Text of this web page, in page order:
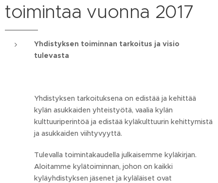
toimintaa vuonna 2017
Yhdistyksen toiminnan tarkoitus ja visio
tulevasta
Yhdistyksen tarkoituksena on edistää ja kehittää
kylän asukkaiden yhteistyötä, vaalia kylän
kulttuuriperintöä ja edistää kyläkulttuurin kehittymistä
ja asukkaiden viihtyvyyttä.
Tulevalla toimintakaudella julkaisemme kyläkirjan.
Aloitamme kylätoiminnan, johon on kaikki
kyläyhdistyksen jäsenet ja kyläläiset ovat